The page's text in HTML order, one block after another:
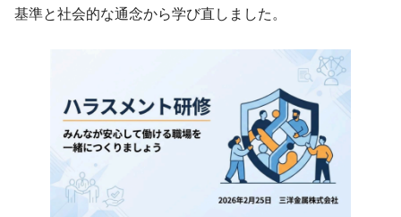
基準と社会的な通念から学び直しました。